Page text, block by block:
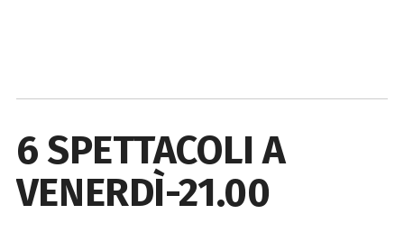
6 SPETTACOLI A
VENERDÌ-21.00